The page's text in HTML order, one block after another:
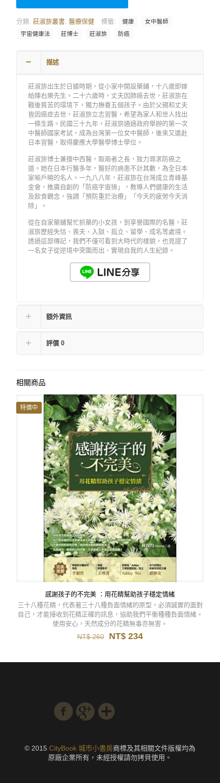
分類: 莊淑旂叢書 醫療保健 標籤: 健康
女中醫師
宇宙健康法
莊博士 莊淑旂 防癌
描述
莊淑旂出生於日據時期，從小家中開設藥鋪，十八歲即嫁
給陳右樂先生。二十六歲時，丈夫因肺癌去世，莊淑旂在
戰後貧苦的環境下，獨力撫養五個孩子。由於父親和丈夫
皆因癌症去世，莊淑旂立志習醫，希望為家人和世人找出
一條生路。民國三十九年，莊淑旂通過政府舉辦的第一次
中醫師國家考試，成為台灣第一位女中醫師，後來又遠赴
日本習醫，取得慶應大學醫學博士學位。
莊淑旂博士兼擅中西醫，取兩者之長，致力尋求防癌之
道。她在日本行醫多年，醫好的病患不計其數，為全日本
家喻戶曉的名人。一九八八年，莊淑旂在台灣成立青峰基
金會，推廣自創的「防癌宇宙操」，教導人們健康的生活
及飲食觀念，強調「預防重於治療」「今天的疲勞今天消
除」。
從在自家藥鋪幫忙抓藥的小女孩，到享譽國際的名醫，莊
淑旂歷經失怙、喪夫、入獄、孤立、留學、成名等處境。
透過這部傳記，我們不僅可看到大時代的樣貌，也見證了
一名女子從逆境中突圍而出、實現自我的人生紀錄。
額外資訊
評價 0
相關商品
特價中
感謝孩子的不完美 ：用花精幫助孩子穩定情緒
三十八種花精，代表著三十八種負面情緒的原型，必須誠實的面對
自己，才能接收到花精正確的訊息，協助我們平衡種種負面情緒。
使用安心，天然成分的花精無毒亦無害。
NT$260
原
格：
NT$ 234目
格：
© 2015 CityBook 城市小書房商標及其相關文件版權均為
原廠企業所有，未經授權請勿拷貝使用。